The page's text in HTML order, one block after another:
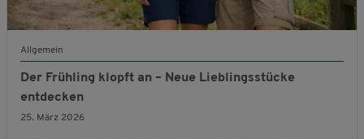
Allgemein
Der Frühling klopft an – Neue Lieblingsstücke
entdecken
25. März 2026